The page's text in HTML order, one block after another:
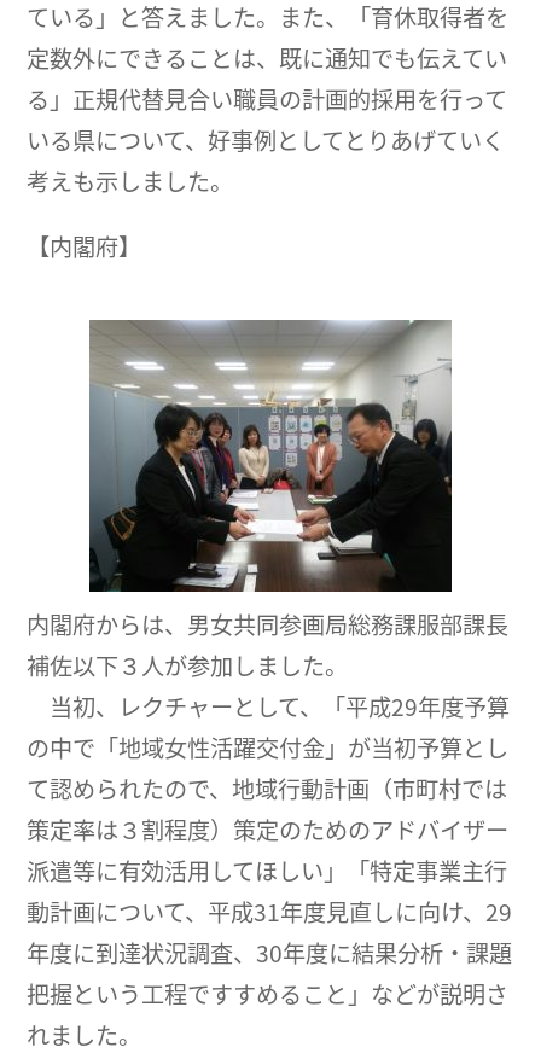
ている」と答えました。また、「育休取得者を
定数外にできることは、既に通知でも伝えてい
る」正規代替見合い職員の計画的採用を行って
いる県について、好事例としてとりあげていく
考えも示しました。
【内閣府】
内閣府からは、男女共同参画局総務課服部課長
補佐以下３人が参加しました。
当初、レクチャーとして、「平成29年度予算
の中で「地域女性活躍交付金」が当初予算とし
て認められたので、地域行動計画（市町村では
策定率は３割程度）策定のためのアドバイザー
派遣等に有効活用してほしい」「特定事業主行
動計画について、平成31年度見直しに向け、29
年度に到達状況調査、30年度に結果分析・課題
把握という工程ですすめること」などが説明さ
れました。